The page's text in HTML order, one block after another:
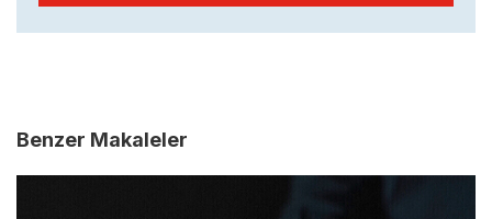
Benzer Makaleler